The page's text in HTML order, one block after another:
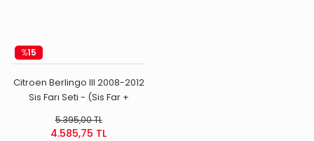
%15
Citroen Berlingo III 2008-2012
Sis Farı Seti - (Sis Far +
5.395,00 TL
4.585,75 TL